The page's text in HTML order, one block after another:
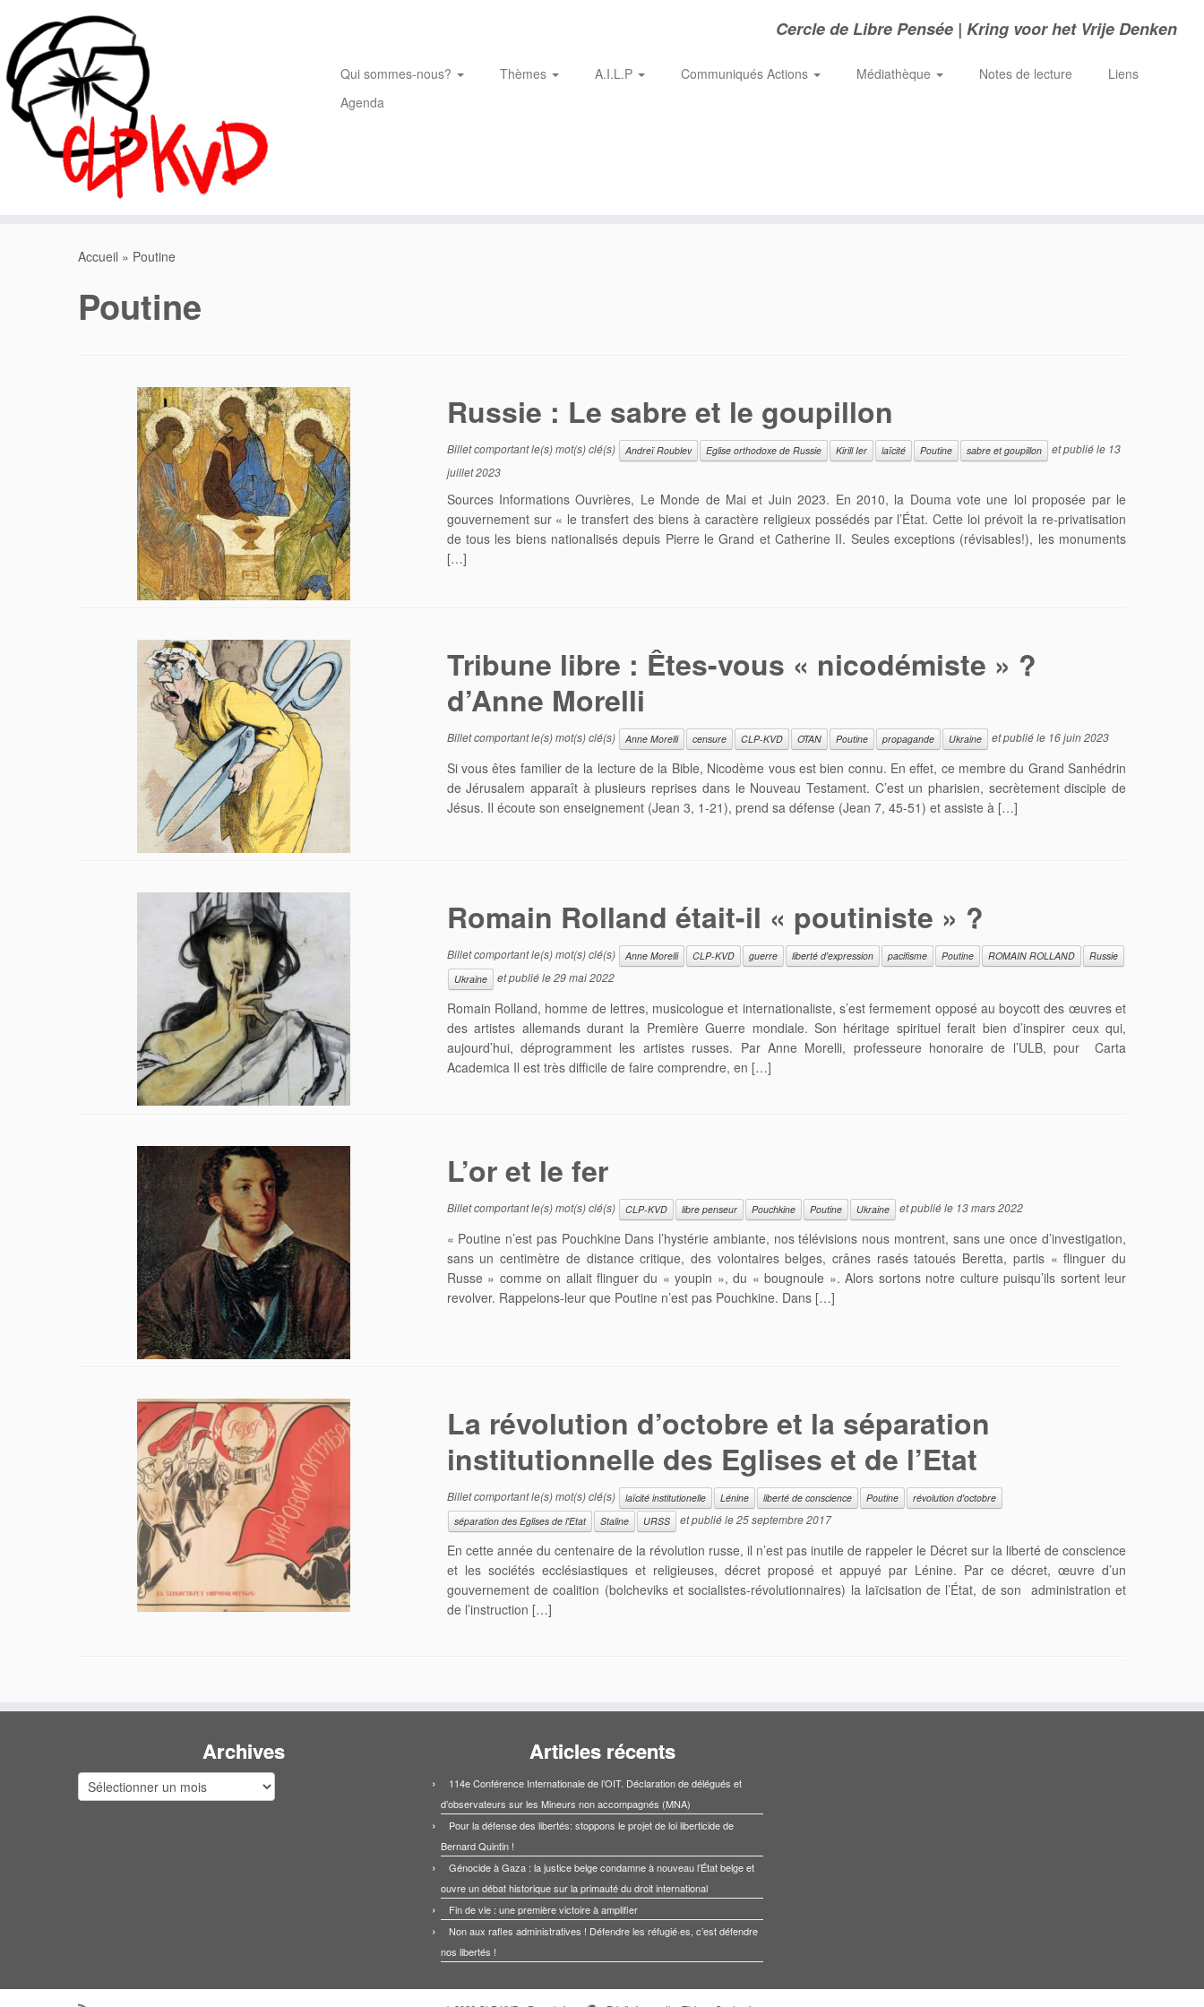
contenu
Cercle de Libre Pensée | Kring voor het Vrije Denken
Qui sommes-nous? Thèmes A.I.L.P Communiqués Actions Médiathèque Notes de lecture
Liens
Agenda
Accueil » Poutine
Poutine
Russie : Le sabre et le goupillon
Billet comportant le(s) mot(s) clé(s) Andreï Roublev Eglise orthodoxe de Russie Kirill Ier laïcité Poutine sabre et goupillon et publié le 13
juillet 2023
Sources Informations Ouvrières, Le Monde de Mai et Juin 2023. En 2010, la Douma vote une loi proposée par le
gouvernement sur « le transfert des biens à caractère religieux possédés par l’État. Cette loi prévoit la re-privatisation
de tous les biens nationalisés depuis Pierre le Grand et Catherine II. Seules exceptions (révisables!), les monuments
[…]
Tribune libre : Êtes-vous « nicodémiste » ?
d’Anne Morelli
Billet comportant le(s) mot(s) clé(s) Anne Morelli censure CLP-KVD OTAN Poutine propagande Ukraine et publié le 16 juin 2023
Si vous êtes familier de la lecture de la Bible, Nicodème vous est bien connu. En effet, ce membre du Grand Sanhédrin
de Jérusalem apparaît à plusieurs reprises dans le Nouveau Testament. C’est un pharisien, secrètement disciple de
Jésus. Il écoute son enseignement (Jean 3, 1-21), prend sa défense (Jean 7, 45-51) et assiste à […]
Romain Rolland était-il « poutiniste » ?
Billet comportant le(s) mot(s) clé(s) Anne Morelli CLP-KVD guerre liberté d'expression pacifisme Poutine ROMAIN ROLLAND
Russie
Ukraine
et publié le29 mai 2022
Romain Rolland, homme de lettres, musicologue et internationaliste, s’est fermement opposé au boycott des œuvres et
des artistes allemands durant la Première Guerre mondiale. Son héritage spirituel ferait bien d’inspirer ceux qui,
aujourd’hui, déprogramment les artistes russes. Par Anne Morelli, professeure honoraire de l’ULB, pour Carta
Academica Il est très difficile de faire comprendre, en […]
L’or et le fer
Billet comportant le(s) mot(s) clé(s) CLP-KVD libre penseur Pouchkine Poutine Ukraine et publié le 13 mars 2022
« Poutine n’est pas Pouchkine Dans l’hystérie ambiante, nos télévisions nous montrent, sans une once d’investigation,
sans un centimètre de distance critique, des volontaires belges, crânes rasés tatoués Beretta, partis « flinguer du
Russe » comme on allait flinguer du « youpin », du « bougnoule ». Alors sortons notre culture puisqu’ils sortent leur
revolver. Rappelons-leur que Poutine n’est pas Pouchkine. Dans […]
La révolution d’octobre et la séparation
institutionnelle des Eglises et de l’Etat
Billet comportant le(s) mot(s) clé(s) laïcité institutionelle Lénine liberté de conscience Poutine
révolution d'octobre
séparation des Eglises de l'Etat
Staline URSS et publié le25 septembre 2017
En cette année du centenaire de la révolution russe, il n’est pas inutile de rappeler le Décret sur la liberté de conscience
et les sociétés ecclésiastiques et religieuses, décret proposé et appuyé par Lénine. Par ce décret, œuvre d’un
gouvernement de coalition (bolcheviks et socialistes-révolutionnaires) la laïcisation de l’État, de son administration et
de l’instruction […]
Archives
Archives
Articles récents
114e Conférence Internationale de l’OIT. Déclaration de délégués et
d’observateurs sur les Mineurs non accompagnés (MNA)
Pour la défense des libertés: stoppons le projet de loi liberticide de
Bernard Quintin !
Génocide à Gaza : la justice belge condamne à nouveau l’État belge et
ouvre un débat historique sur la primauté du droit international
Fin de vie : une première victoire à amplifier
Non aux rafles administratives ! Défendre les réfugié·es, c’est défendre
nos libertés !